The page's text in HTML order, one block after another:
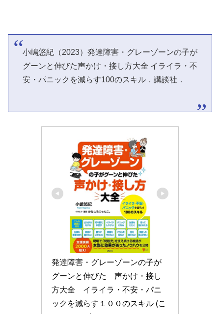
小嶋悠紀（2023）発達障害・グレーゾーンの子が
グーンと伸びた声かけ・接し方大全 イライラ・不
安・パニックを減らす100のスキル．講談社．
発達障害・グレーゾーンの子が
グーンと伸びた　声かけ・接し
方大全　イライラ・不安・パニ
ックを減らす１００のスキル (こ